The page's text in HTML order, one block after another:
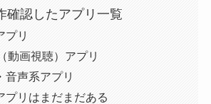
確認したアプリ一覧
プリ
動画視聴）アプリ
音声系アプリ
プリはまだまだある